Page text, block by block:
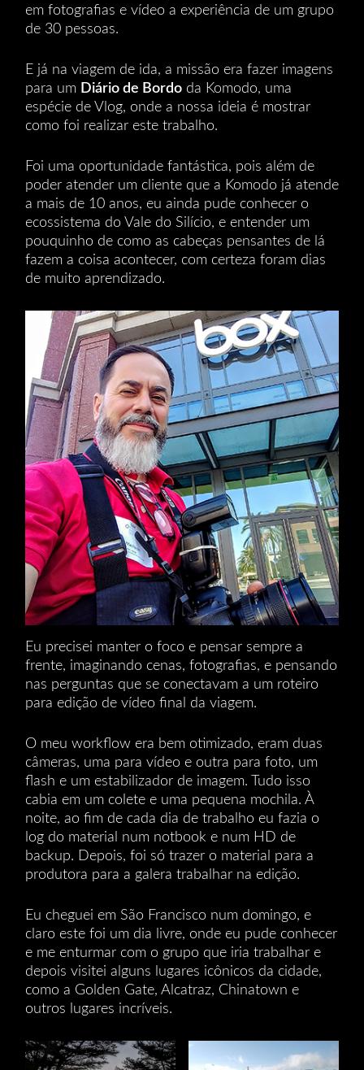
em fotografias e vídeo a experiência de um grupo
de 30 pessoas.
E já na viagem de ida, a missão era fazer imagens
para um Diário de Bordoda Komodo, uma
espécie de Vlog, onde a nossa ideia é mostrar
como foi realizar este trabalho.
Foi uma oportunidade fantástica, pois além de
poder atender um cliente que a Komodo já atende
a mais de 10 anos, eu ainda pude conhecer o
ecossistema do Vale do Silício, e entender um
pouquinho de como as cabeças pensantes de lá
fazem a coisa acontecer, com certeza foram dias
de muito aprendizado.
Eu precisei manter o foco e pensar sempre a
frente, imaginando cenas, fotografias, e pensando
nas perguntas que se conectavam a um roteiro
para edição de vídeo final da viagem.
O meu workflow era bem otimizado, eram duas
câmeras, uma para vídeo e outra para foto, um
flash e um estabilizador de imagem. Tudo isso
cabia em um colete e uma pequena mochila. À
noite, ao fim de cada dia de trabalho eu fazia o
log do material num notbook e num HD de
backup. Depois, foi só trazer o material para a
produtora para a galera trabalhar na edição.
Eu cheguei em São Francisco num domingo, e
claro este foi um dia livre, onde eu pude conhecer
e me enturmar com o grupo que iria trabalhar e
depois visitei alguns lugares icônicos da cidade,
como a Golden Gate, Alcatraz, Chinatown e
outros lugares incríveis.